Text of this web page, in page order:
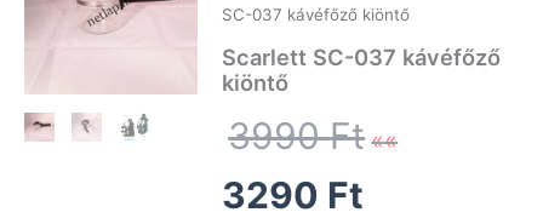
SC-037 kávéfőző kiöntő
Scarlett SC-037 kávéfőző
kiöntő
3990Ft
Original
3290 Ft